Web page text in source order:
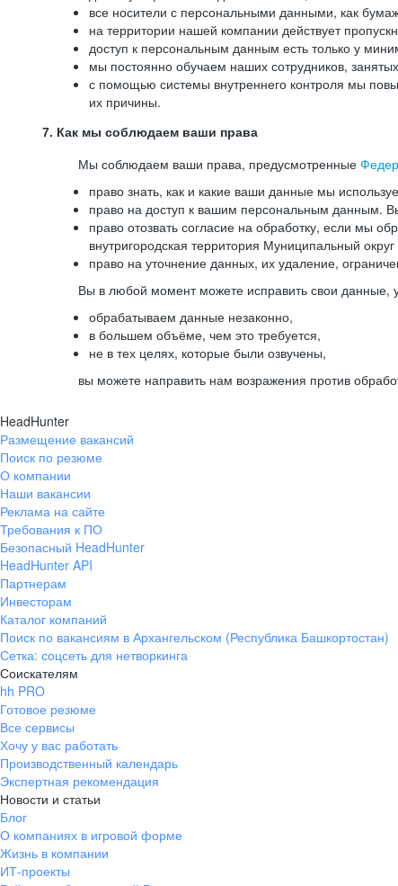
все носители с персональными данными, как
на территории нашей компании действует
доступ к персональным данным есть только у
мы постоянно обучаем наших сотрудников,
с помощью системы внутреннего контроля мы
их причины.
7. Как мы соблюдаем ваши права
Мы соблюдаем ваши права, предусмотренные
право знать, как и какие ваши данные мы
право на доступ к вашим персональным данным.
право отозвать согласие на обработку, если мы
внутригородская территория Муниципальный
право на уточнение данных, их удаление,
Вы в любой момент можете исправить свои данные,
обрабатываем данные незаконно,
в большем объёме, чем это требуется,
не в тех целях, которые были озвучены,
вы можете направить нам возражения против
HeadHunter
Размещение вакансий
Поиск по резюме
О компании
Наши вакансии
Реклама на сайте
Требования к ПО
Безопасный HeadHunter
HeadHunter API
Партнерам
Инвесторам
Каталог компаний
Поиск по вакансиям в Архангельском (Республика Башкортостан)
Сетка: соцсеть для нетворкинга
Соискателям
hh PRO
Готовое резюме
Все сервисы
Хочу у вас работать
Производственный календарь
Экспертная рекомендация
Новости и статьи
Блог
О компаниях в игровой форме
Жизнь в компании
ИТ-проекты